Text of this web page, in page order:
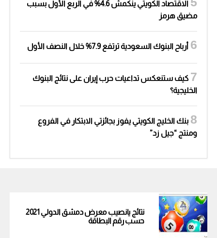
الاقتصاد الكويتي ينكمش 4.6% في الربع الأول بسبب
مضيق هرمز
أرباح البنوك السعودية ترتفع 7.9% خلال النصف الأول
كيف ستنعكس تداعيات حرب إيران على نتائج البنوك
الخليجية؟
بنك الخليج الكويتي يفوز بجائزتي الابتكار في الفروع
ومنتج “جيل زد”
نتائج يانصيب معرض دمشق الدولي 2021
حسب رقم البطاقة